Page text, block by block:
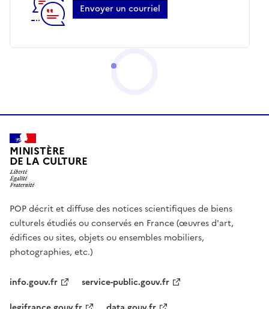
Envoyer un courriel
MINISTÈRE
DE LA CULTURE
POP décrit et diffuse des notices scientifiques de biens
culturels étudiés ou conservés en France (œuvres d'art,
édifices ou sites, objets ou ensembles mobiliers,
photographies, etc.)
info.gouv.fr
service-public.gouv.fr